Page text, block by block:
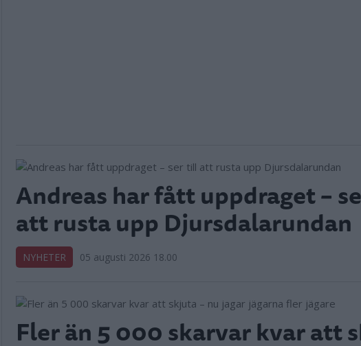
Andreas har fått uppdraget –
att rusta upp Djursdalarundan
NYHETER 05 augusti 2026 18.00
Fler än 5 000 skarvar kvar att